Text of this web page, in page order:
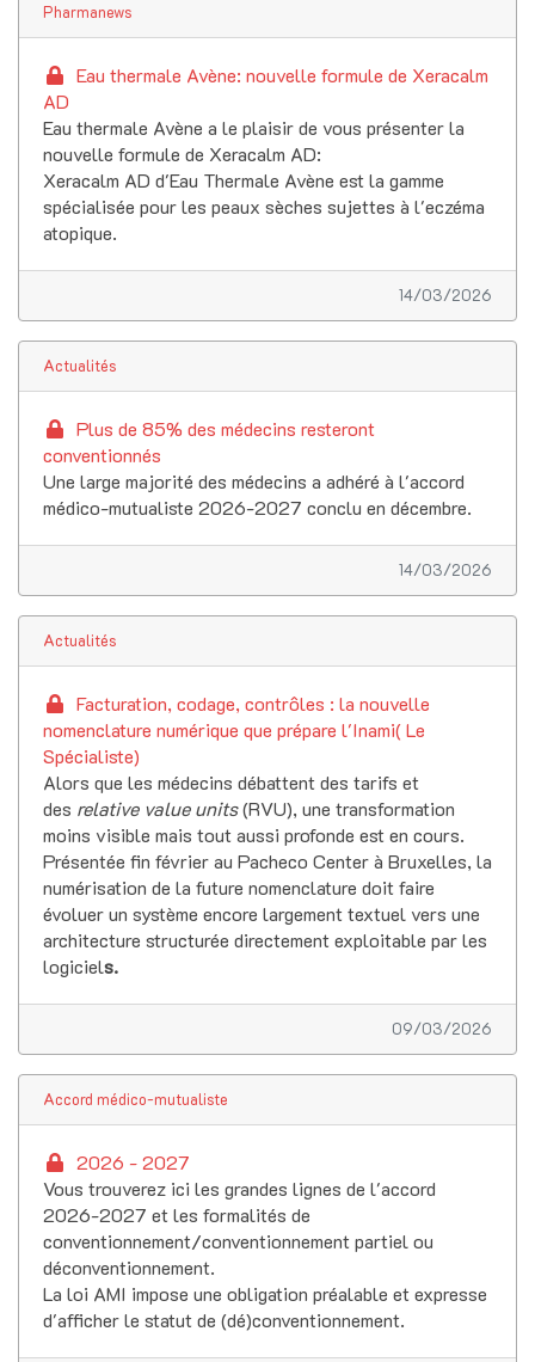
Pharmanews
Eau thermale Avène: nouvelle formule de Xeracalm
AD
Eau thermale Avène a le plaisir de vous présenter la
nouvelle formule de Xeracalm AD:
Xeracalm AD d'Eau Thermale Avène est la gamme
spécialisée pour les peaux sèches sujettes à l'eczéma
atopique.
14/03/2026
Actualités
Plus de 85% des médecins resteront
conventionnés
Une large majorité des médecins a adhéré à l'accord
médico-mutualiste 2026-2027 conclu en décembre.
14/03/2026
Actualités
Facturation, codage, contrôles : la nouvelle
nomenclature numérique que prépare l'Inami( Le
Spécialiste)
Alors que les médecins débattent des tarifs et
des relative value units(RVU), une transformation
moins visible mais tout aussi profonde est en cours.
Présentée fin février au Pacheco Center à Bruxelles, la
numérisation de la future nomenclature doit faire
évoluer un système encore largement textuel vers une
architecture structurée directement exploitable par les
logiciels.
09/03/2026
Accord médico-mutualiste
2026 - 2027
Vous trouverez ici les grandes lignes de l'accord
2026-2027 et les formalités de
conventionnement/conventionnement partiel ou
déconventionnement.
La loi AMI impose une obligation préalable et expresse
d'afficher le statut de (dé)conventionnement.